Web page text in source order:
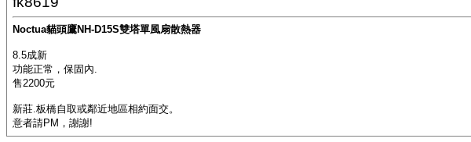
Noctua貓頭鷹NH-D15S雙塔單風扇散熱器
8.5成新
功能正常，保固內.
售2200元
新莊.板橋自取或鄰近地區相約面交。
意者請PM，謝謝!